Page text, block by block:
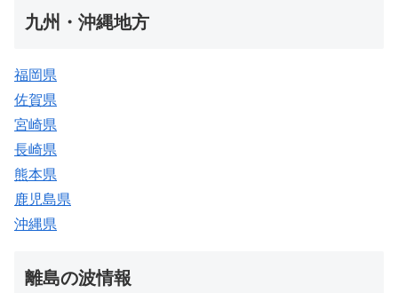
九州・沖縄地方
福岡県
佐賀県
宮崎県
長崎県
熊本県
鹿児島県
沖縄県
離島の波情報